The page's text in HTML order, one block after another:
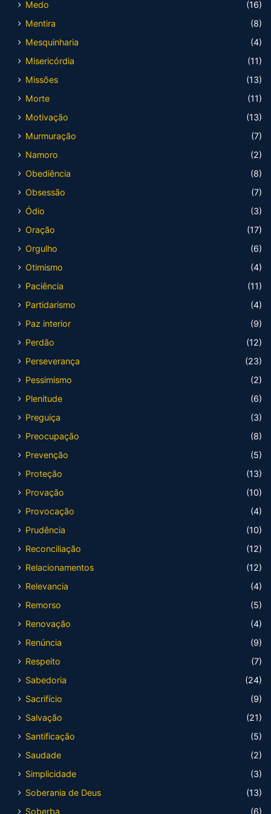
Medo
(16)
Mentira
(8)
Mesquinharia
(4)
Misericórdia
(11)
Missões
(13)
Morte
(11)
Motivação
(13)
Murmuração
(7)
Namoro
(2)
Obediência
(8)
Obsessão
(7)
Ódio
(3)
Oração
(17)
Orgulho
(6)
Otimismo
(4)
Paciência
(11)
Partidarismo
(4)
Paz interior
(9)
Perdão
(12)
Perseverança
(23)
Pessimismo
(2)
Plenitude
(6)
Preguiça
(3)
Preocupação
(8)
Prevenção
(5)
Proteção
(13)
Provação
(10)
Provocação
(4)
Prudência
(10)
Reconciliação
(12)
Relacionamentos
(12)
Relevancia
(4)
Remorso
(5)
Renovação
(4)
Renúncia
(9)
Respeito
(7)
Sabedoria
(24)
Sacrifício
(9)
Salvação
(21)
Santificação
(5)
Saudade
(2)
Simplicidade
(3)
Soberania de Deus
(13)
Soberba
(6)